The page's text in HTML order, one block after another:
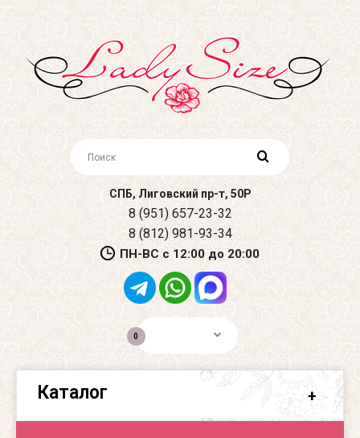
СПБ, Лиговский пр-т, 50Р
8 (951) 657-23-32
8 (812) 981-93-34
ПН-ВС с 12:00 до 20:00
0
Каталог